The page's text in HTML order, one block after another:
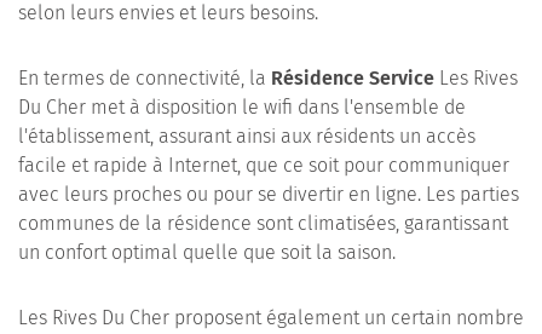
selon leurs envies et leurs besoins.
En termes de connectivité, la Résidence Service Les Rives
Du Cher met à disposition le wifi dans l'ensemble de
l'établissement, assurant ainsi aux résidents un accès
facile et rapide à Internet, que ce soit pour communiquer
avec leurs proches ou pour se divertir en ligne. Les parties
communes de la résidence sont climatisées, garantissant
un confort optimal quelle que soit la saison.
Les Rives Du Cher proposent également un certain nombre